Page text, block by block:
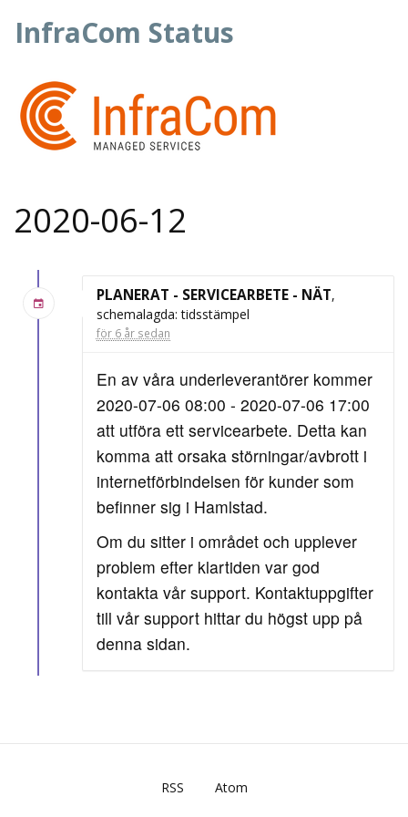
InfraCom Status
2020-06-12
PLANERAT - SERVICEARBETE - NÄT,
schemalagda: tidsstämpel
för 6 år sedan
En av våra underleverantörer kommer
2020-07-06 08:00 - 2020-07-06 17:00
att utföra ett servicearbete. Detta kan
komma att orsaka störningar/avbrott i
internetförbindelsen för kunder som
befinner sig i Hamlstad.
Om du sitter i området och upplever
problem efter klartiden var god
kontakta vår support. Kontaktuppgifter
till vår support hittar du högst upp på
denna sidan.
RSS Atom